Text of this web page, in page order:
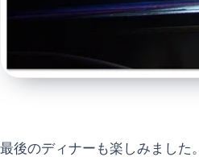
最後のディナーも楽しみました。